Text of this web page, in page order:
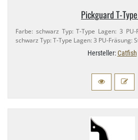
Pickguard T-​
Farbe: schwarz Typ: T-​Type Lagen: 3
schwarz Typ: T-​Type Lagen: 3 PU-​Fräsung:
Hersteller:Catfish